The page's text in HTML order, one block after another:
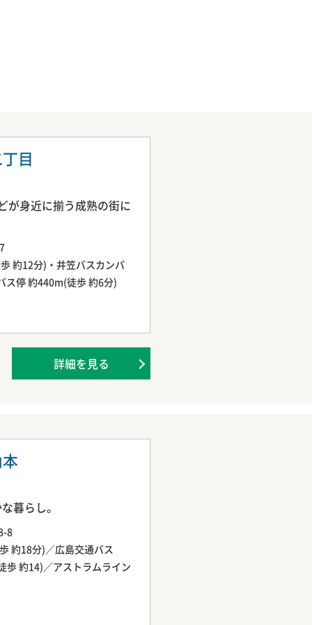
丁目
が身近に揃う成熟の街に
約12分)・井笠バスカンパ
ス停 約440m(徒歩 約6分)
詳細を見る
本
暮らし。
8
約18分)／広島交通バス
歩 約14)／アストラムライン